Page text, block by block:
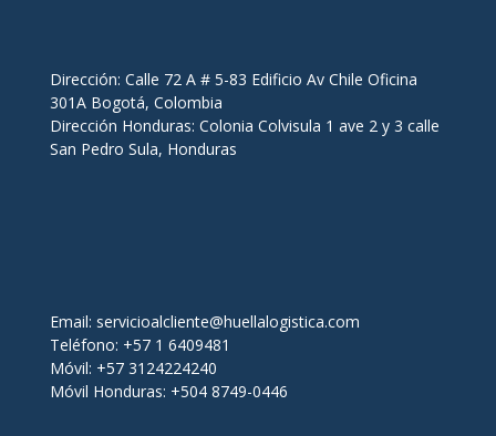
Dirección: Calle 72 A # 5-83 Edificio Av Chile Oficina
301A Bogotá, Colombia
Dirección Honduras: Colonia Colvisula 1 ave 2 y 3 calle
San Pedro Sula, Honduras
Email: servicioalcliente@huellalogistica.com
Teléfono: +57 1 6409481
Móvil: +57 3124224240
Móvil Honduras: +504 8749-0446